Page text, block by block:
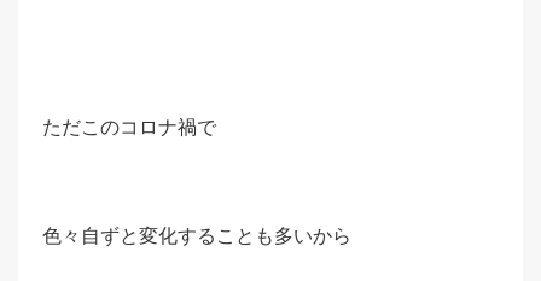
ただこのコロナ禍で
色々自ずと変化することも多いから